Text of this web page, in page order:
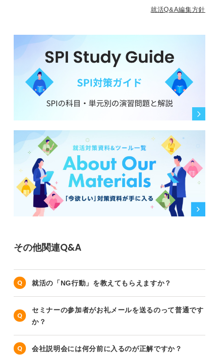
就活Q&A編集方針
その他関連Q&A
就活の「NG行動」を教えてもらえますか？
セミナーの参加者がお礼メールを送るのって普通です
か？
会社説明会には何分前に入るのが正解ですか？